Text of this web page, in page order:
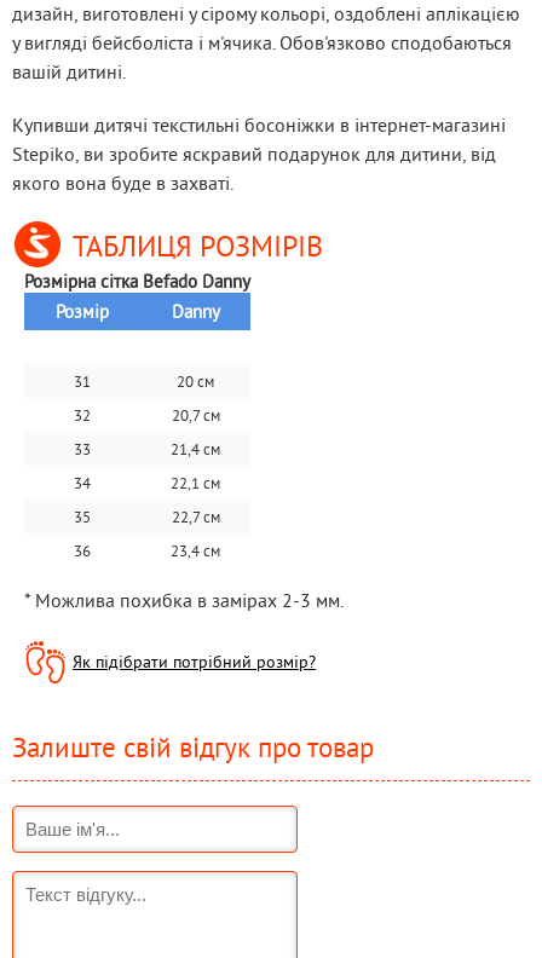
дизайн, виготовлені у сірому кольорі, оздоблені аплікацією
у вигляді бейсболіста і м'ячика. Обов'язково сподобаються
вашій дитині.
Купивши дитячі текстильні босоніжки в інтернет-магазині
Stepiko, ви зробите яскравий подарунок для дитини, від
якого вона буде в захваті.
ТАБЛИЦЯ РОЗМІРІВ
Розмірна сітка Befado Danny
Розмір
Danny
31
20 см
32
20,7 см
33
21,4 см
34
22,1 см
35
22,7 см
36
23,4 см
* Можлива похибка в замірах 2-3 мм.
Як підібрати потрібний розмір?
Залиште свій відгук про товар